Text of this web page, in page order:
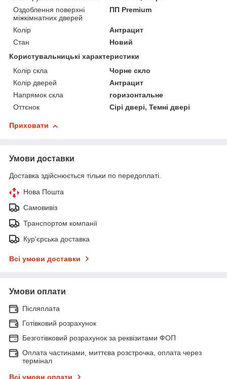
Оздоблення поверхні
міжкімнатних дверей
ПП Premium
Колір
Антрацит
Стан
Новий
Користувальницькі характеристики
Колір скла
Чорне скло
Колір дверей
Антрацит
Напрямок скла
горизонтальне
Оттєнок
Сірі двері, Темні двері
Приховати
Умови доставки
Доставка здійснюється тільки по передоплаті.
Нова Пошта
Самовивіз
Транспортом компанії
Кур'єрська доставка
Всі умови доставки
Умови оплати
Післяплата
Готівковий розрахунок
Безготівковий розрахунок за реквізитами ФОП
Оплата частинами, миттєва розстрочка, оплата через
термінал
Всі умови оплати